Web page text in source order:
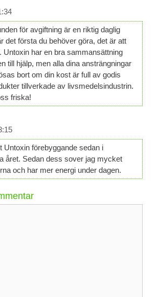
för avgiftning är en riktig daglig
det första du behöver göra, det är att
Untoxin har en bra sammansättning
till hjälp, men alla dina ansträngningar
bort om din kost är full av godis
tillverkade av livsmedelsindustrin.
friska!
Untoxin förebyggande sedan i
året. Sedan dess sover jag mycket
och har mer energi under dagen.